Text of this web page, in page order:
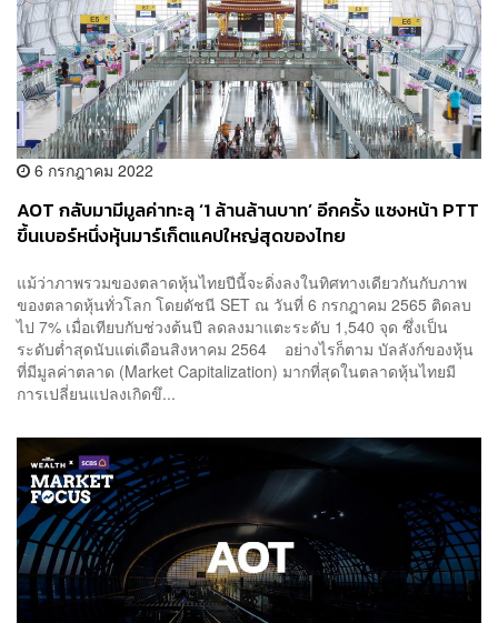
6 กรกฎาคม 2022
AOT กลับมามีมูลค่าทะลุ ‘1 ล้านล้านบาท’ อีกครั้ง แซงหน้า PTT
ขึ้นเบอร์หนึ่งหุ้นมาร์เก็ตแคปใหญ่สุดของไทย
แม้ว่าภาพรวมของตลาดหุ้นไทยปีนี้จะดิ่งลงในทิศทางเดียวกันกับภาพ
ของตลาดหุ้นทั่วโลก โดยดัชนี SET ณ วันที่ 6 กรกฎาคม 2565 ติดลบ
ไป 7% เมื่อเทียบกับช่วงต้นปี ลดลงมาแตะระดับ 1,540 จุด ซึ่งเป็น
ระดับต่ำสุดนับแต่เดือนสิงหาคม 2564 อย่างไรก็ตาม บัลลังก์ของหุ้น
ที่มีมูลค่าตลาด (Market Capitalization) มากที่สุดในตลาดหุ้นไทยมี
การเปลี่ยนแปลงเกิดขึ...